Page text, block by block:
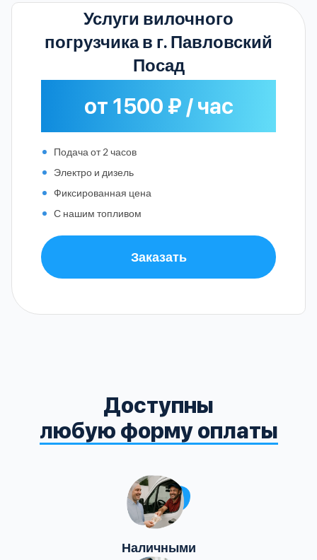
Услуги вилочного
погрузчика в г. Павловский
Посад
от 1500 ₽ / час
Подача от 2 часов
Электро и дизель
Фиксированная цена
С нашим топливом
Заказать
Доступны
любую форму оплаты
Наличными